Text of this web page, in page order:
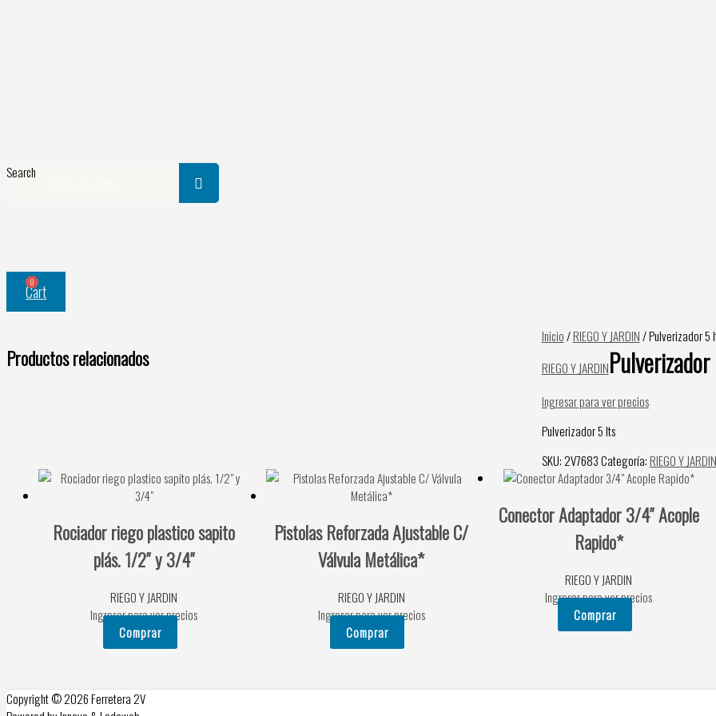
Search
0
Cart
Inicio/RIEGO Y JARDIN/ Pulverizador 5
RIEGO Y JARDIN
Ingresar para ver precios
Pulverizador 5 lts
SKU: 2V7683Categoría:RIEGO Y JARDIN
Productos relacionados
Rociador riego plastico sapito
plás. 1/2″ y 3/4″
RIEGO Y JARDIN
Ingresar para ver precios
Comprar
Pistolas Reforzada Ajustable C/
Válvula Metálica*
RIEGO Y JARDIN
Ingresar para ver precios
Comprar
Conector Adaptador 3/4″ Acople
Rapido*
RIEGO Y JARDIN
Ingresar para ver precios
Comprar
Copyright © 2026Ferretera 2V